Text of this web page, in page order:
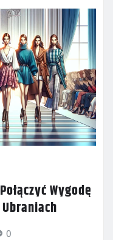
Wygodę
0